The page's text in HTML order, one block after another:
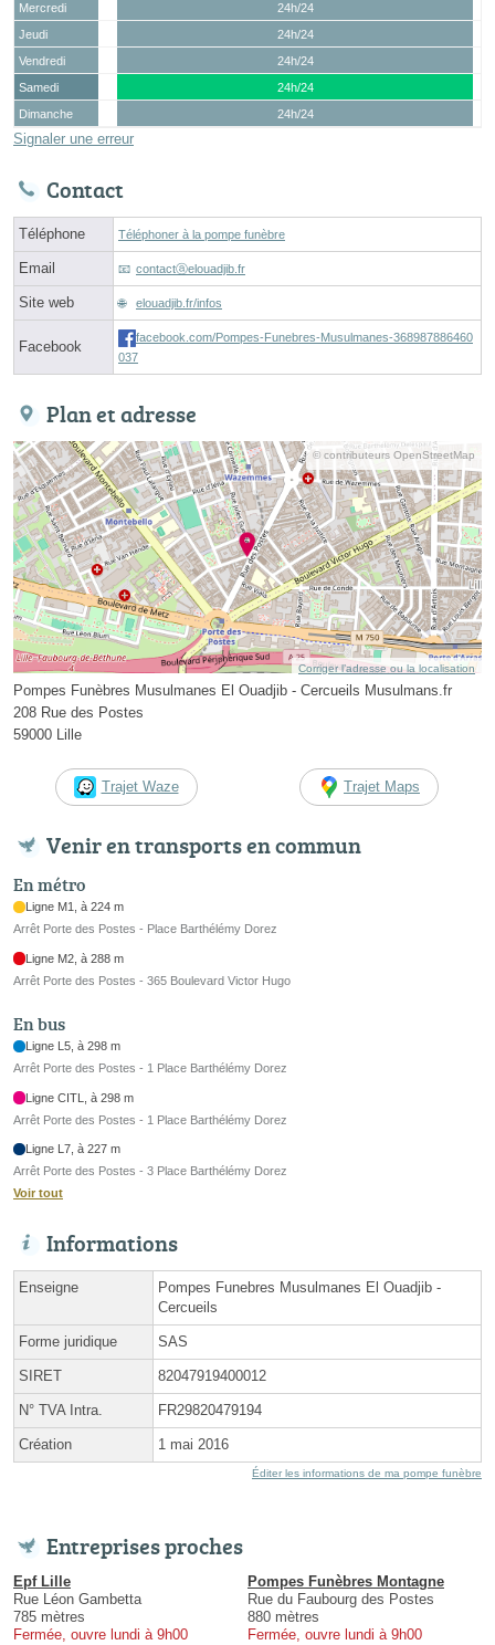
Mercredi
24h/24
Jeudi
24h/24
Vendredi
24h/24
Samedi
24h/24
Dimanche
24h/24
Signaler une erreur
Contact
Téléphone Téléphoner à la pompe funèbre
Email contactⓐelouadjib.fr
Site web elouadjib.fr/infos
Facebook
facebook.com/Pompes-Funebres-Musulmanes-368987886460
037
Plan et adresse
© contributeurs OpenStreetMap
Corriger l’adresse ou la localisation
Pompes Funèbres Musulmanes El Ouadjib - Cercueils Musulmans.fr
208 Rue des Postes
59000 Lille
Trajet Waze Trajet Maps
Venir en transports en commun
En métro
Ligne M1, à 224 m
Arrêt Porte des Postes - Place Barthélémy Dorez
Ligne M2, à 288 m
Arrêt Porte des Postes - 365 Boulevard Victor Hugo
En bus
Ligne L5, à 298 m
Arrêt Porte des Postes - 1 Place Barthélémy Dorez
Ligne CITL, à 298 m
Arrêt Porte des Postes - 1 Place Barthélémy Dorez
Ligne L7, à 227 m
Arrêt Porte des Postes - 3 Place Barthélémy Dorez
Voir tout
Informations
Enseigne
Pompes Funebres Musulmanes El Ouadjib -
Cercueils
Forme juridique SAS
SIRET 82047919400012
N° TVA Intra. FR29820479194
Création 1 mai 2016
Éditer les informations de ma pompe funèbre
Entreprises proches
Epf Lille
Rue Léon Gambetta
785 mètres
Fermée, ouvre lundi à 9h00
Pompes Funèbres Montagne
Rue du Faubourg des Postes
880 mètres
Fermée, ouvre lundi à 9h00